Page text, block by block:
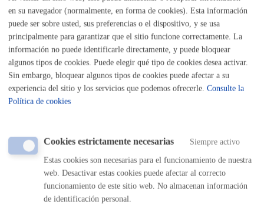
Dossier complementario (ver documentación). Rellenar
y presentar el dossier junto con la solicitud y con la
documentación requerida según las necesidades de la
actividad a realizar.
A petición del personal técnico, se podrá solicitar más
documentación.
Es obligatorio el uso del formulario o del impreso
específico indicado en este trámite.
Tamaño máximo anexos:10 Mb
en su navegador (normalmente, en forma de cookies). Esta información
puede ser sobre usted, sus preferencias o el dispositivo, y se usa
principalmente para garantizar que el sitio funcione correctamente. La
información no puede identificarle directamente, y puede bloquear
algunos tipos de cookies. Puede elegir qué tipo de cookies desea activar.
Sin embargo, bloquear algunos tipos de cookies puede afectar a su
experiencia del sitio y los servicios que podemos ofrecerle. Consulte la
Política de cookies
Cookies estrictamente necesarias Siempre activo
Estas cookies son necesarias para el funcionamiento de nuestra
web. Desactivar estas cookies puede afectar al correcto
funcionamiento de este sitio web. No almacenan información
de identificación personal.